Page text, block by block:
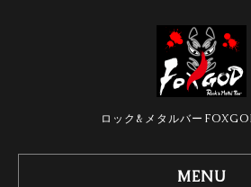
ロック&メタルバー
MENU